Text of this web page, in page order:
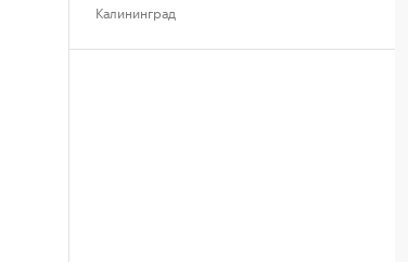
Калининград